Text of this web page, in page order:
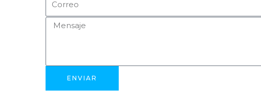
e
ENVIAR